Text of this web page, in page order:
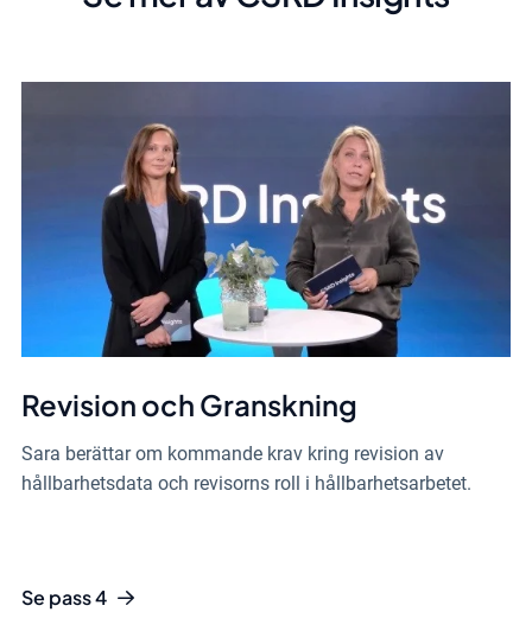
Revision och Granskning
Sara berättar om kommande krav kring revision av
hållbarhetsdata och revisorns roll i hållbarhetsarbetet.
Se pass 4